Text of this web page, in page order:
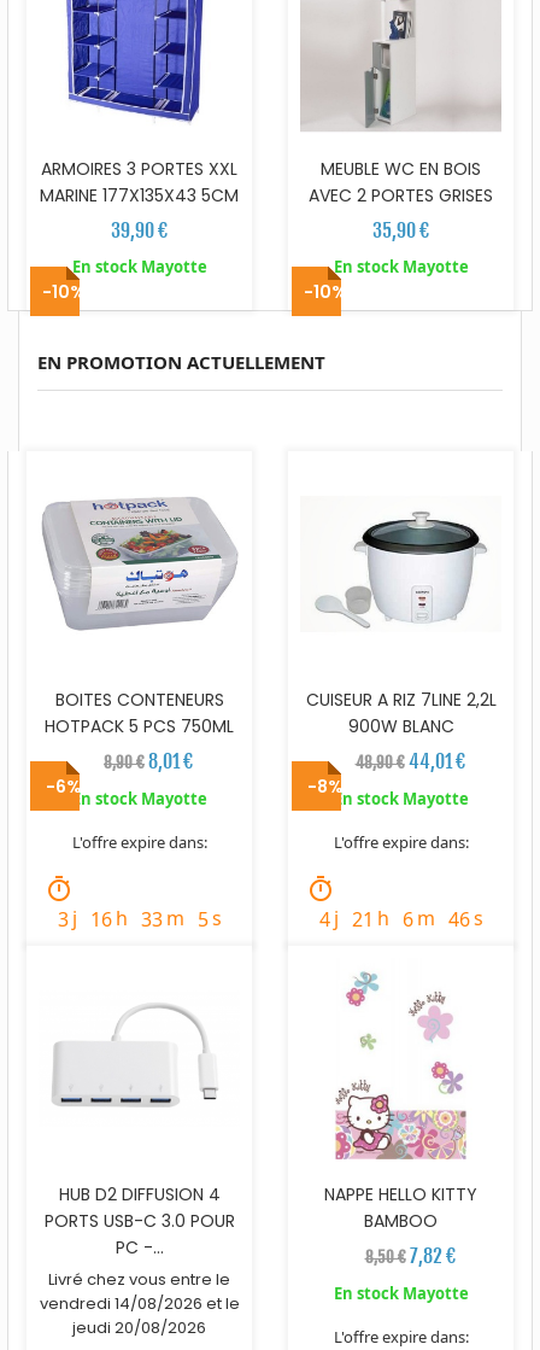
ARMOIRES 3 PORTES XXL
MARINE 177X135X43 5CM
39,90 €
En stock Mayotte
MEUBLE WC EN BOIS
AVEC 2 PORTES GRISES
35,90 €
En stock Mayotte
EN PROMOTION ACTUELLEMENT
-10%
BOITES CONTENEURS
HOTPACK 5 PCS 750ML
8,90 €8,01 €
En stock Mayotte
L'offre expire dans:
timer
3j 16h 33m 4s
-10%
CUISEUR A RIZ 7LINE 2,2L
900W BLANC
48,90 € 44,01 €
En stock Mayotte
L'offre expire dans:
timer
4j 21 h 6m 45s
-6%
HUB D2 DIFFUSION 4
PORTS USB-C 3.0 POUR
PC -...
Livré chez vous entre le
vendredi 14/08/2026 et le
jeudi 20/08/2026
-8%
NAPPE HELLO KITTY
BAMBOO
8,50 € 7,82 €
En stock Mayotte
L'offre expire dans: